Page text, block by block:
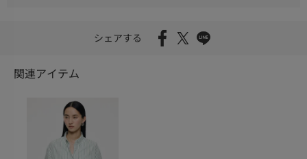
シェアする
関連アイテム